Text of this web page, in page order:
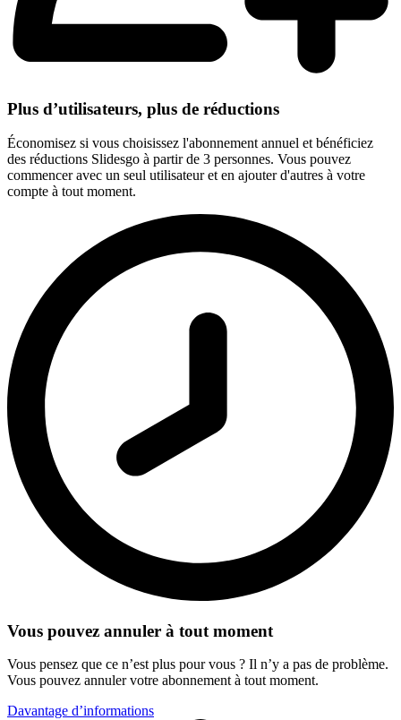
Plus d’utilisateurs, plus de réductions
Économisez si vous choisissez l'abonnement annuel et bénéficiez
des réductions Slidesgo à partir de 3 personnes. Vous pouvez
commencer avec un seul utilisateur et en ajouter d'autres à votre
compte à tout moment.
Vous pouvez annuler à tout moment
Vous pensez que ce n’est plus pour vous ? Il n’y a pas de problème.
Vous pouvez annuler votre abonnement à tout moment.
Davantage d’informations